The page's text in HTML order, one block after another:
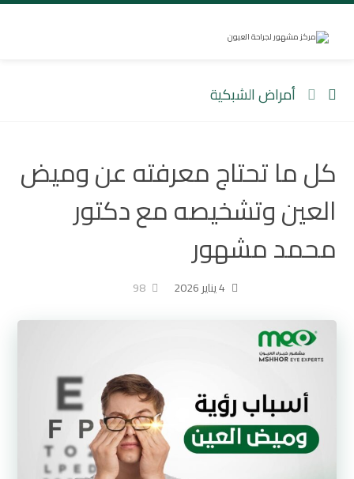
أمراض الشبكية
كل ما تحتاج معرفته عن وميض
العين وتشخيصه مع دكتور
محمد مشهور
4 يناير 2026 98